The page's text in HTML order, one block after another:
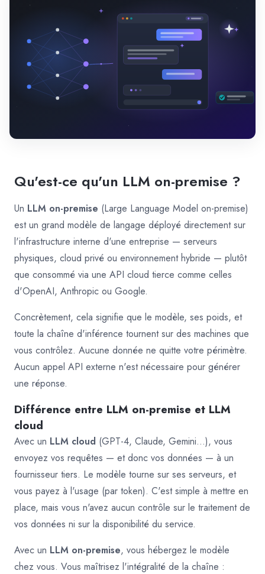
Qu'est-ce qu'un LLM on-premise ?
Un LLM on-premise (Large Language Model on-premise)
est un grand modèle de langage déployé directement sur
l'infrastructure interne d'une entreprise — serveurs
physiques, cloud privé ou environnement hybride — plutôt
que consommé via une API cloud tierce comme celles
d'OpenAI, Anthropic ou Google.
Concrètement, cela signifie que le modèle, ses poids, et
toute la chaîne d'inférence tournent sur des machines que
vous contrôlez. Aucune donnée ne quitte votre périmètre.
Aucun appel API externe n'est nécessaire pour générer
une réponse.
Différence entre LLM on-premise et LLM
cloud
Avec un LLM cloud (GPT-4, Claude, Gemini…), vous
envoyez vos requêtes — et donc vos données — à un
fournisseur tiers. Le modèle tourne sur ses serveurs, et
vous payez à l'usage (par token). C'est simple à mettre en
place, mais vous n'avez aucun contrôle sur le traitement de
vos données ni sur la disponibilité du service.
Avec un LLM on-premise, vous hébergez le modèle
chez vous. Vous maîtrisez l'intégralité de la chaîne :